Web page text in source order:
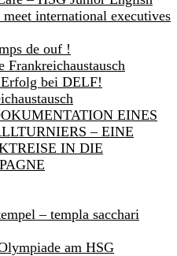
meet international executives
de ouf !
Frankreichaustausch
bei DELF!
EINES
– EINE
IN DIE
– templa sacchari
am HSG